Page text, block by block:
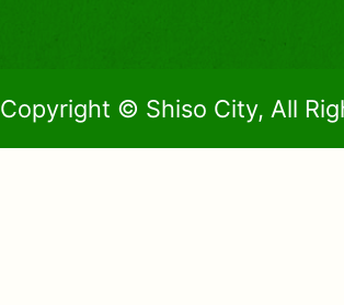
Copyright © Shiso City, All